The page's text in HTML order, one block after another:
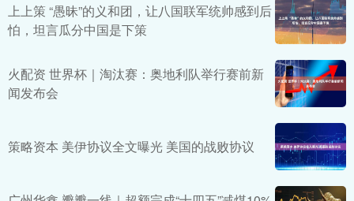
上上策 “愚昧”的义和团，让八国联军统帅感到后
怕，坦言瓜分中国是下策
火配资 世界杯｜淘汰赛：奥地利队举行赛前新
闻发布会
策略资本 美伊协议全文曝光 美国的战败协议